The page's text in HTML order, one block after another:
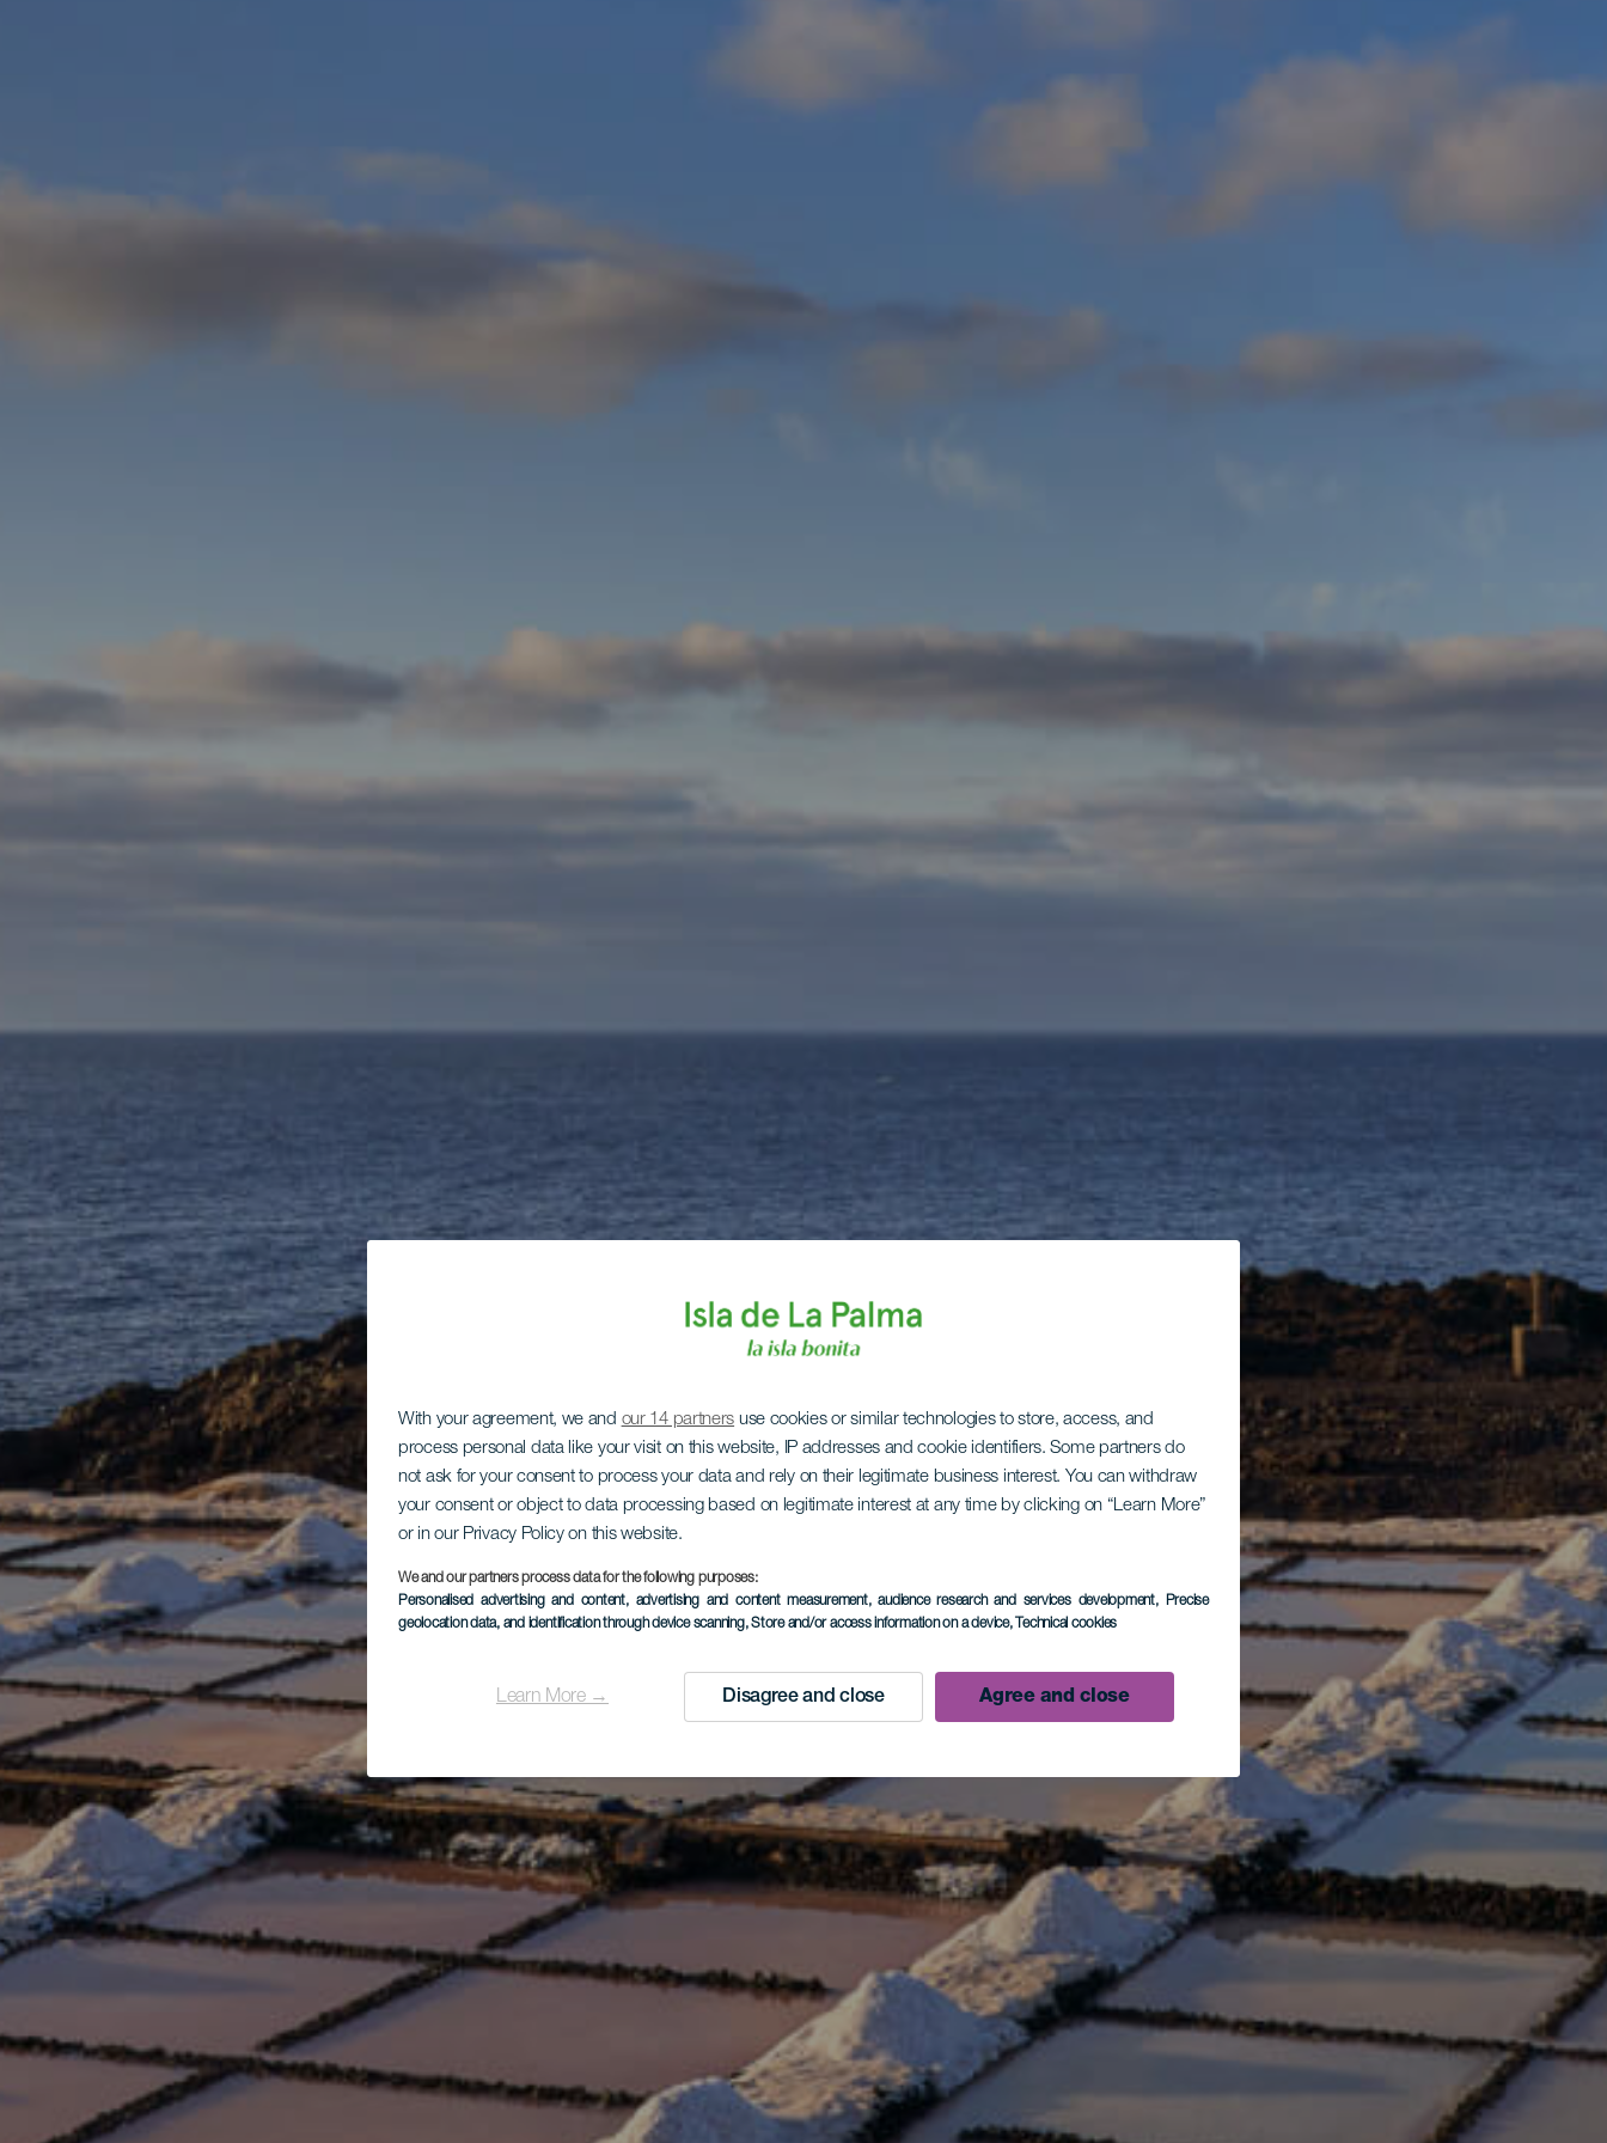
With your agreement, we and our 14 partners use cookies or similar technologies to store, access, and
process personal data like your visit on this website, IP addresses and cookie identifiers. Some partners do
not ask for your consent to process your data and rely on their legitimate business interest. You can withdraw
your consent or object to data processing based on legitimate interest at any time by clicking on “Learn More”
or in our Privacy Policy on this website.
We and our partners process data for the following purposes:
Personalised advertising and content, advertising and content measurement, audience research and services development, Precise
geolocation data, and identification through device scanning, Store and/or access information on a device, Technical cookies
Learn More → Disagree and close Agree and close